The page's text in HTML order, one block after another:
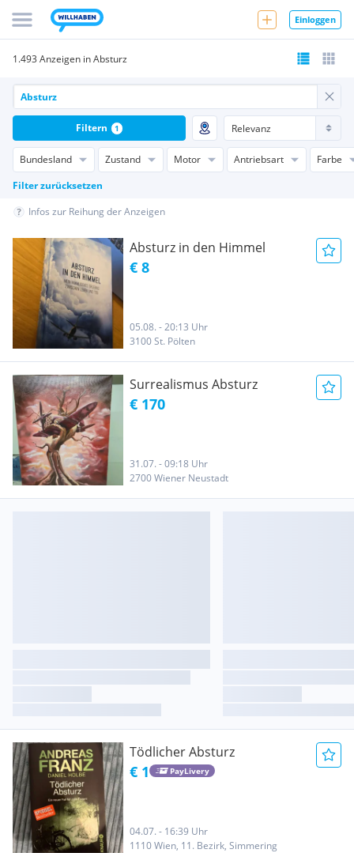
Einloggen
1.493 Anzeigen in Absturz
Bundesland Zustand Motor Antriebsart
Farbe
Filter zurücksetzen
Filtern 1
Infos zur Reihung der Anzeigen
Absturz in den Himmel
€ 8
05.08. - 20:13 Uhr
3100 St. Pölten
Surrealismus Absturz
€ 170
31.07. - 09:18 Uhr
2700 Wiener Neustadt
Tödlicher Absturz
€ 1 PayLivery
04.07. - 16:39 Uhr
1110 Wien, 11. Bezirk, Simmering